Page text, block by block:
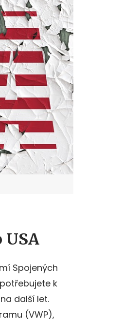
Spojených
k
další let.
(VWP),